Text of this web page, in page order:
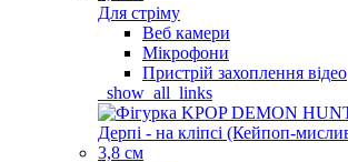
Для стріму
Веб камери
Мікрофони
Пристрій захоплення відео
_show_all_links